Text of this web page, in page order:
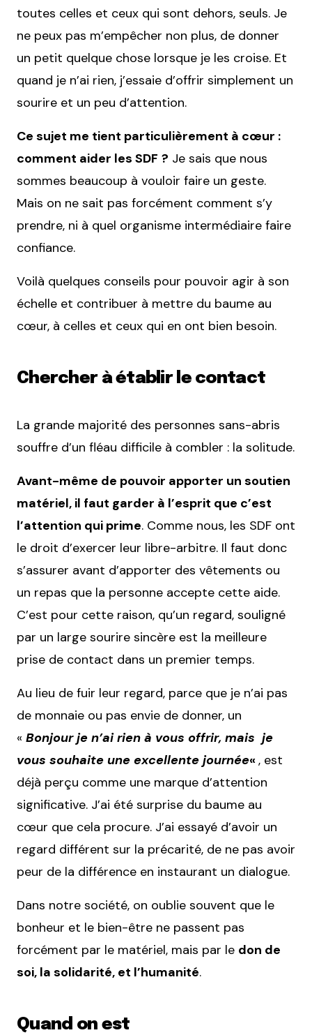
toutes celles et ceux qui sont dehors, seuls. Je
ne peux pas m’empêcher non plus, de donner
un petit quelque chose lorsque je les croise. Et
quand je n’ai rien, j’essaie d’offrir simplement un
sourire et un peu d’attention.
Ce sujet me tient particulièrement à cœur :
comment aider les SDF ? Je sais que nous
sommes beaucoup à vouloir faire un geste.
Mais on ne sait pas forcément comment s’y
prendre, ni à quel organisme intermédiaire faire
confiance.
Voilà quelques conseils pour pouvoir agir à son
échelle et contribuer à mettre du baume au
cœur, à celles et ceux qui en ont bien besoin.
Chercher à établir le contact
La grande majorité des personnes sans-abris
souffre d’un fléau difficile à combler : la solitude.
Avant-même de pouvoir apporter un soutien
matériel, il faut garder à l’esprit que c’est
l’attention qui prime. Comme nous, les SDF ont
le droit d’exercer leur libre-arbitre. Il faut donc
s’assurer avant d’apporter des vêtements ou
un repas que la personne accepte cette aide.
C’est pour cette raison, qu’un regard, souligné
par un large sourire sincère est la meilleure
prise de contact dans un premier temps.
Au lieu de fuir leur regard, parce que je n’ai pas
de monnaie ou pas envie de donner, un
« Bonjour je n’ai rien à vous offrir, mais je
vous souhaite une excellente journée«, est
déjà perçu comme une marque d’attention
significative. J’ai été surprise du baume au
cœur que cela procure. J’ai essayé d’avoir un
regard différent sur la précarité, de ne pas avoir
peur de la différence en instaurant un dialogue.
Dans notre société, on oublie souvent que le
bonheur et le bien-être ne passent pas
forcément par le matériel, mais par le don de
soi, la solidarité, et l’humanité.
Quand on est